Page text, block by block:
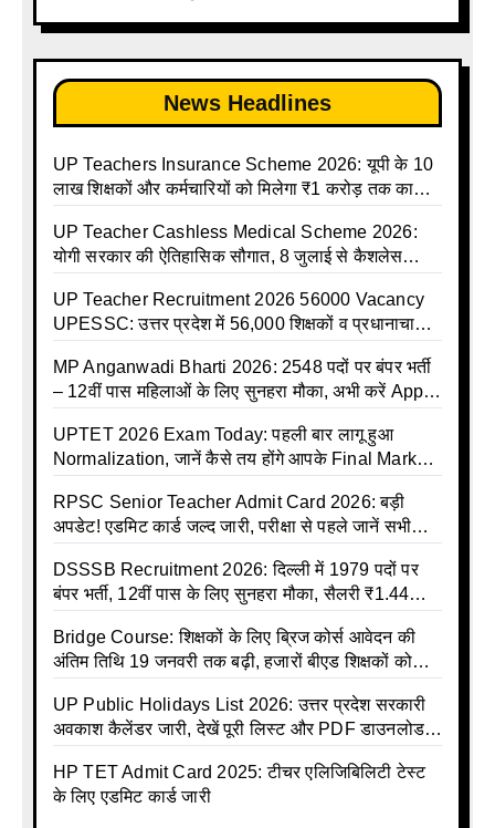
holiday calendar | Madhyamik School Holidays
List 2025
News Headlines
UP Teachers Insurance Scheme 2026: यूपी के 10
लाख शिक्षकों और कर्मचारियों को मिलेगा ₹1 करोड़ तक का
UP Teacher Cashless Medical Scheme 2026:
योगी सरकार की ऐतिहासिक सौगात, 8 जुलाई से कैशलेस
UP Teacher Recruitment 2026 56000 Vacancy
UPESSC: उत्तर प्रदेश में 56,000 शिक्षकों व प्रधानाचार्यों
MP Anganwadi Bharti 2026: 2548 पदों पर बंपर भर्ती
– 12वीं पास महिलाओं के लिए सुनहरा मौका, अभी करें Apply
UPTET 2026 Exam Today: पहली बार लागू हुआ
Normalization, जानें कैसे तय होंगे आपके Final Marks
RPSC Senior Teacher Admit Card 2026: बड़ी
अपडेट! एडमिट कार्ड जल्द जारी, परीक्षा से पहले जानें सभी
DSSSB Recruitment 2026: दिल्ली में 1979 पदों पर
बंपर भर्ती, 12वीं पास के लिए सुनहरा मौका, सैलरी ₹1.44
Bridge Course: शिक्षकों के लिए ब्रिज कोर्स आवेदन की
अंतिम तिथि 19 जनवरी तक बढ़ी, हजारों बीएड शिक्षकों को
UP Public Holidays List 2026: उत्तर प्रदेश सरकारी
अवकाश कैलेंडर जारी, देखें पूरी लिस्ट और PDF डाउनलोड
talika | Sarkari Avkash Talika | Up Holidays List |
Holidays Calendar
HP TET Admit Card 2025: टीचर एलिजिबिलिटी टेस्ट
के लिए एडमिट कार्ड जारी